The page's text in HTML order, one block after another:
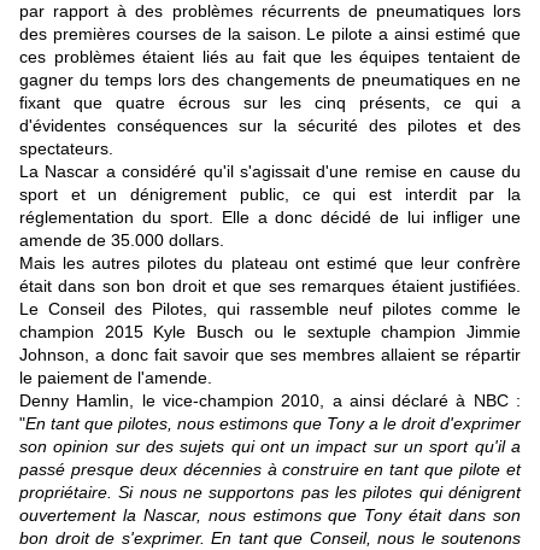
par rapport à des problèmes récurrents de pneumatiques lors
des premières courses de la saison. Le pilote a ainsi estimé que
ces problèmes étaient liés au fait que les équipes tentaient de
gagner du temps lors des changements de pneumatiques en ne
fixant que quatre écrous sur les cinq présents, ce qui a
d'évidentes conséquences sur la sécurité des pilotes et des
spectateurs.
La Nascar a considéré qu'il s'agissait d'une remise en cause du
sport et un dénigrement public, ce qui est interdit par la
réglementation du sport. Elle a donc décidé de lui infliger une
amende de 35.000 dollars.
Mais les autres pilotes du plateau ont estimé que leur confrère
était dans son bon droit et que ses remarques étaient justifiées.
Le Conseil des Pilotes, qui rassemble neuf pilotes comme le
champion 2015 Kyle Busch ou le sextuple champion Jimmie
Johnson, a donc fait savoir que ses membres allaient se répartir
le paiement de l'amende.
Denny Hamlin, le vice-champion 2010, a ainsi déclaré à NBC :
"En tant que pilotes, nous estimons que Tony a le droit d'exprimer
son opinion sur des sujets qui ont un impact sur un sport qu'il a
passé presque deux décennies à construire en tant que pilote et
propriétaire. Si nous ne supportons pas les pilotes qui dénigrent
ouvertement la Nascar, nous estimons que Tony était dans son
bon droit de s'exprimer. En tant que Conseil, nous le soutenons